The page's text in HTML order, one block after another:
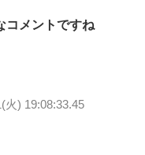
コメントですね
火) 19:08:33.45